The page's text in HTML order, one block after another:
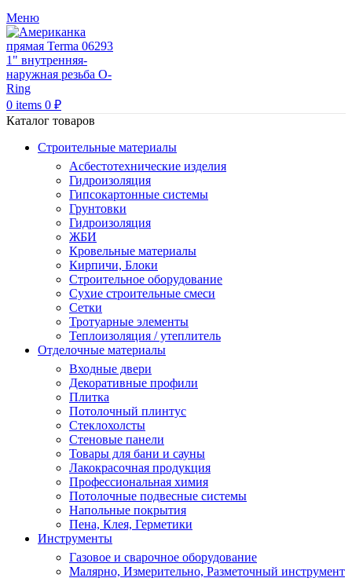
Меню
0 items 0 ₽
Каталог товаров
Строительные материалы
Асбестотехнические изделия
Гидроизоляция
Гипсокартонные системы
Грунтовки
Гидроизоляция
ЖБИ
Кровельные материалы
Кирпичи, Блоки
Строительное оборудование
Сухие строительные смеси
Сетки
Тротуарные элементы
Теплоизоляция / утеплитель
Отделочные материалы
Входные двери
Декоративные профили
Плитка
Потолочный плинтус
Стеклохолсты
Стеновые панели
Товары для бани и сауны
Лакокрасочная продукция
Профессиональная химия
Потолочные подвесные системы
Напольные покрытия
Пена, Клея, Герметики
Инструменты
Газовое и сварочное оборудование
Малярно, Измерительно, Разметочный инструмент